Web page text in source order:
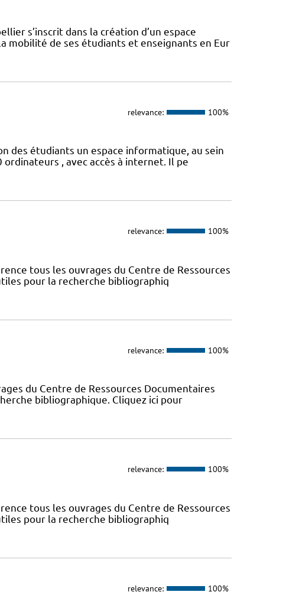
s’inscrit dans la création d’un espace
mobilité de ses étudiants et enseignants en Eur
relevance: 100%
des étudiants un espace informatique, au sein
, avec accès à internet. Il pe
relevance: 100%
tous les ouvrages du Centre de Ressources
pour la recherche bibliographiq
relevance: 100%
du Centre de Ressources Documentaires
bibliographique. Cliquez ici pour
relevance: 100%
tous les ouvrages du Centre de Ressources
pour la recherche bibliographiq
relevance: 100%